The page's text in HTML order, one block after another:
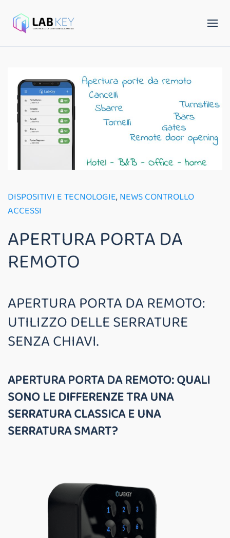
DISPOSITIVI E TECNOLOGIE,NEWS CONTROLLO
ACCESSI
APERTURA PORTA DA
REMOTO
APERTURA PORTA DA REMOTO:
UTILIZZO DELLE SERRATURE
SENZA CHIAVI.
APERTURA PORTA DA REMOTO: QUALI
SONO LE DIFFERENZE TRA UNA
SERRATURA CLASSICA E UNA
SERRATURA SMART?